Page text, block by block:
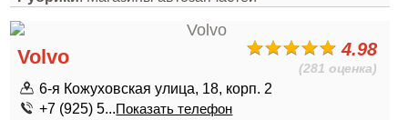
4.98
(281 оценка)
Volvo
6-я Кожуховская улица, 18, корп. 2
+7 (925) 5...Показать телефон